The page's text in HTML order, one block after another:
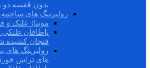
بدون قفسه دو
رولبرینگ های
مونتاژ غلتک
یاطاقان
فنجان کشیده
رولبرینگ های
های تراش